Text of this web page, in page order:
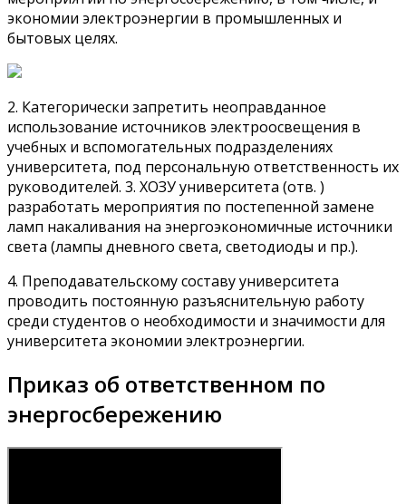
экономии электроэнергии в промышленных и
бытовых целях.
2. Категорически запретить неоправданное
использование источников электроосвещения в
учебных и вспомогательных подразделениях
университета, под персональную ответственность их
руководителей. 3. ХОЗУ университета (отв. )
разработать мероприятия по постепенной замене
ламп накаливания на энергоэкономичные источники
света (лампы дневного света, светодиоды и пр.).
4. Преподавательскому составу университета
проводить постоянную разъяснительную работу
среди студентов о необходимости и значимости для
университета экономии электроэнергии.
Приказ об ответственном по
энергосбережению